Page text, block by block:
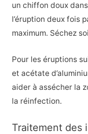
un chiffon doux
l’éruption deux fois
maximum. Séchez
Pour les éruptions
et acétate
aider à assécher la
la réinfection.
Traitement des